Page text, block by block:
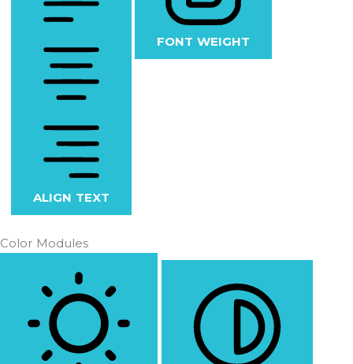
ALIGN TEXT
FONT WEIGHT
Color Modules